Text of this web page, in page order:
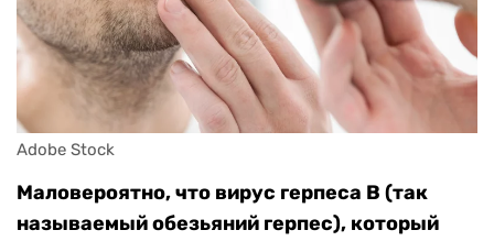
Adobe Stock
Маловероятно, что вирус герпеса В (так
называемый обезьяний герпес), который